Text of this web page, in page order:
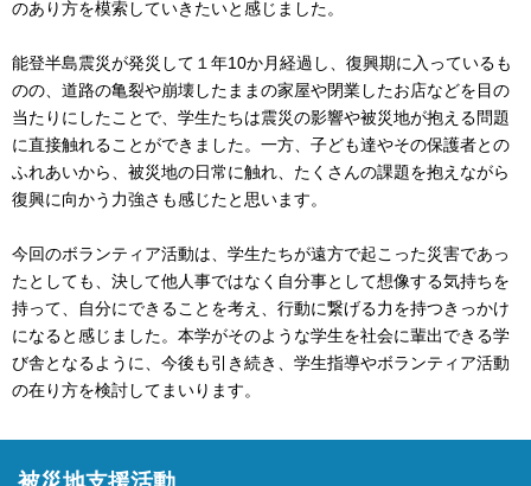
のあり方を模索していきたいと感じました。
能登半島震災が発災して１年10か月経過し、復興期に入っているも
のの、道路の亀裂や崩壊したままの家屋や閉業したお店などを目の
当たりにしたことで、学生たちは震災の影響や被災地が抱える問題
に直接触れることができました。一方、子ども達やその保護者との
ふれあいから、被災地の日常に触れ、たくさんの課題を抱えながら
復興に向かう力強さも感じたと思います。
今回のボランティア活動は、学生たちが遠方で起こった災害であっ
たとしても、決して他人事ではなく自分事として想像する気持ちを
持って、自分にできることを考え、行動に繋げる力を持つきっかけ
になると感じました。本学がそのような学生を社会に輩出できる学
び舎となるように、今後も引き続き、学生指導やボランティア活動
の在り方を検討してまいります。